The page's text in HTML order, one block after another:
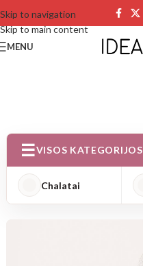
Skip to navigation
Skip to main content
MENU
VISOS KATEGORIJOS
Chalatai